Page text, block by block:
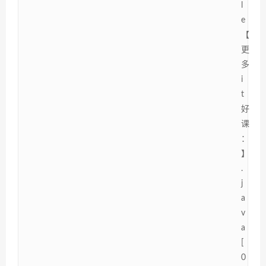
e
【
更
多
i
t
好
课
：
】
.
j
a
v
a
0